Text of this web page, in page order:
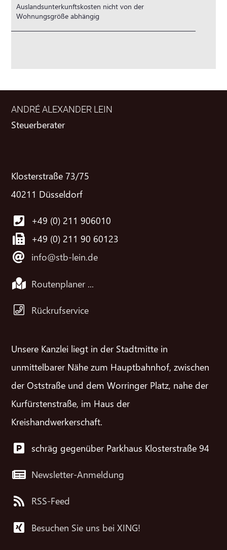
Auslandsunterkunftskosten nicht von der
Wohnungsgröße abhängig
ANDRÉ ALEXANDER LEIN
Steuerberater
Klosterstraße 73/75
40211 Düsseldorf
+49 (0) 211 906010
+49 (0) 211 90 60123
info@stb-lein.de
Routenplaner ...
Rückrufservice
Unsere Kanzlei liegt in der Stadtmitte in
unmittelbarer Nähe zum Hauptbahnhof, zwischen
der Oststraße und dem Worringer Platz, nahe der
Kurfürstenstraße, im Haus der
Kreishandwerkerschaft.
schräg gegenüber Parkhaus Klosterstraße 94
Newsletter-Anmeldung
RSS-Feed
Besuchen Sie uns bei XING!